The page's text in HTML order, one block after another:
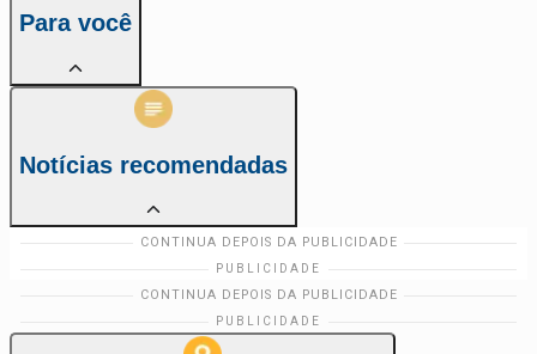
Para você
Notícias recomendadas